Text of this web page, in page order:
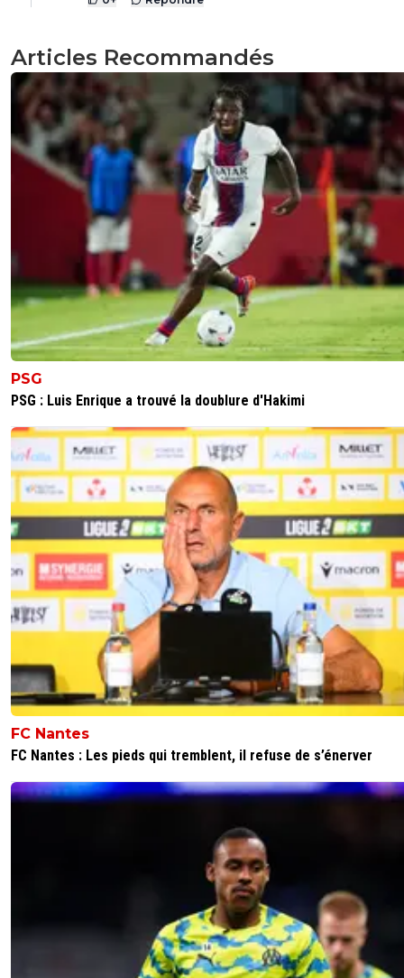
Articles Recommandés
PSG
PSG : Luis Enrique a trouvé la doublure d'Hakimi
FC Nantes
FC Nantes : Les pieds qui tremblent, il refuse de s’énerver